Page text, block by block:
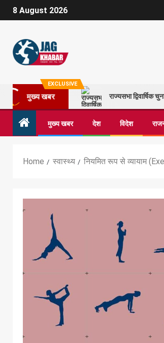
8 August 2026
EXCLUSIVE
मुख्य खबर राज्यसभा
मुख्य खबर देश विदेश
Home स्वास्थ्य नियमित रूप से व्यायाम